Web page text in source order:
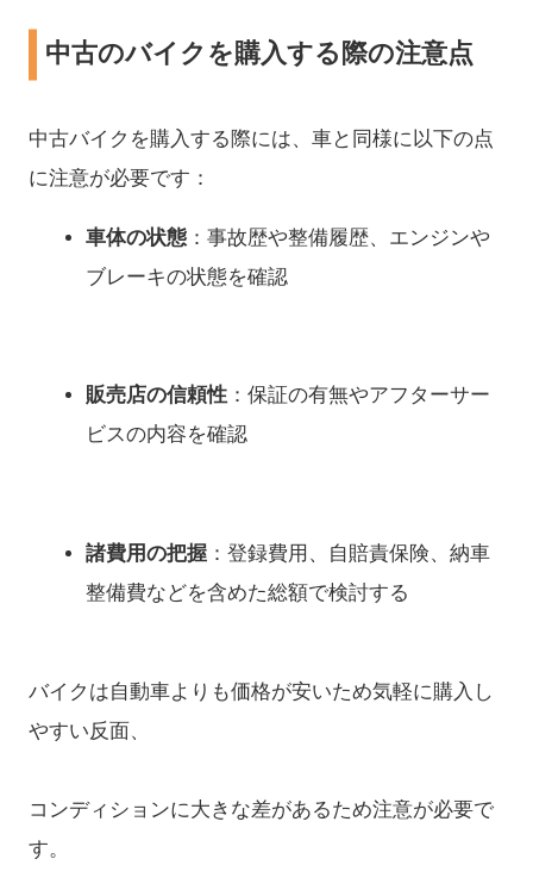
中古のバイクを購入する際の注意点
中古バイクを購入する際には、車と同様に以下の点
に注意が必要です：
車体の状態：事故歴や整備履歴、エンジンや
ブレーキの状態を確認
販売店の信頼性：保証の有無やアフターサー
ビスの内容を確認
諸費用の把握：登録費用、自賠責保険、納車
整備費などを含めた総額で検討する
バイクは自動車よりも価格が安いため気軽に購入し
やすい反面、
コンディションに大きな差があるため注意が必要で
す。